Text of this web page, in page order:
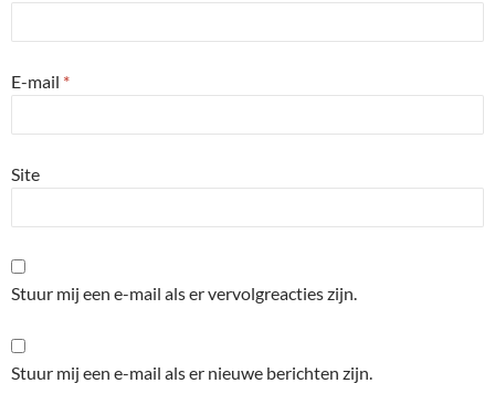
E-mail *
Site
Stuur mij een e-mail als er vervolgreacties zijn.
Stuur mij een e-mail als er nieuwe berichten zijn.